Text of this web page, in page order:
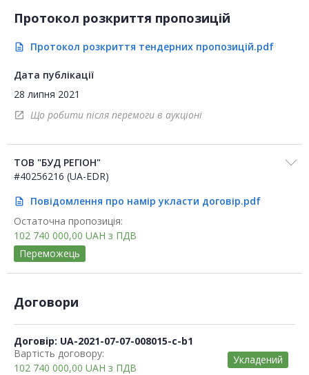
Протокол розкриття пропозицій
description Протокол розкриття тендерних пропозицій.pdf
Дата публікації
28 липня 2021
open_in_new Що робити після перемоги в аукціоні
ТОВ "БУД РЕГІОН"
#40256216 (UA-EDR)
description
Повідомлення про намір укласти договір.pdf
Остаточна пропозиція:
102 740 000,00 UAH з ПДВ
Переможець
Договори
Договір: UA-2021-07-07-008015-c-b1
Вартість договору:
102 740 000,00 UAH з ПДВ
Укладений